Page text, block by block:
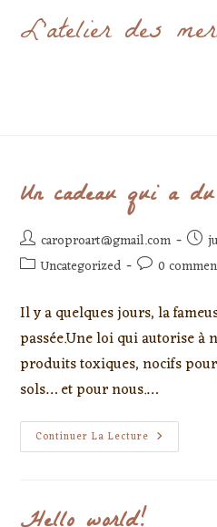
L'atelier des
Un cadeau qui a
caroproart@gmail.com
Uncategorized
0
Il y a quelques jours, la
passée.Une loi qui autorise à
produits toxiques, nocifs
sols… et pour nous.…
Continuer La Lecture